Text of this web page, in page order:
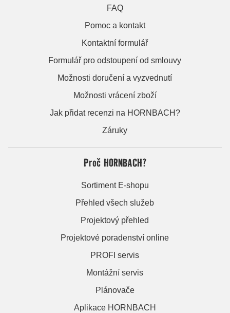
FAQ
Pomoc a kontakt
Kontaktní formulář
Formulář pro odstoupení od smlouvy
Možnosti doručení a vyzvednutí
Možnosti vrácení zboží
Jak přidat recenzi na HORNBACH?
Záruky
Proč HORNBACH?
Sortiment E-shopu
Přehled všech služeb
Projektový přehled
Projektové poradenství online
PROFI servis
Montážní servis
Plánovače
Aplikace HORNBACH